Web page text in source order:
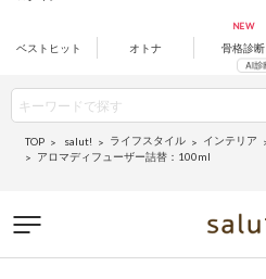
ベストヒット オトナ 骨格診断
TOP salut! ライフスタイル インテリア
アロマディフューザー詰替：100ml